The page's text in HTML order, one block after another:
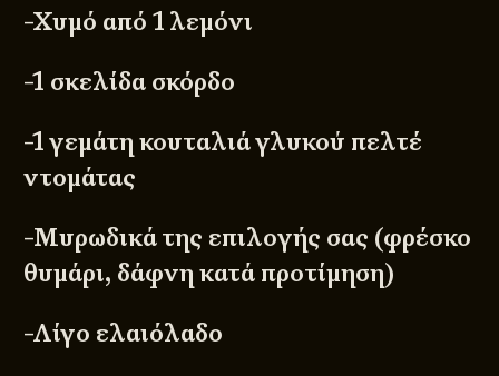
-Χυμό από 1 λεμόνι
-1 σκελίδα σκόρδο
-1 γεμάτη κουταλιά γλυκού πελτέ
ντομάτας
-Μυρωδικά της επιλογής σας (φρέσκο
θυμάρι, δάφνη κατά προτίμηση)
-Λίγο ελαιόλαδο